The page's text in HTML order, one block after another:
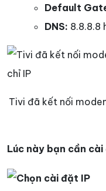
Default
DNS: 8.8.8.8
Tivi đã kết nối
Lúc này bạn cần cài